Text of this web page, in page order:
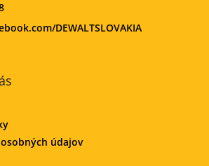
DEWALTSLOVAKIA
údajov